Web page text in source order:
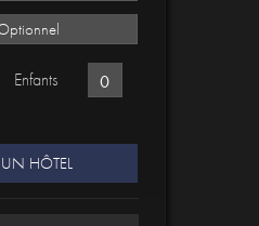
Enfants
UN HÔTEL